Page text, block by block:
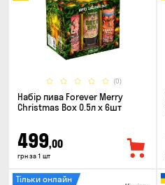
(0)
Набір пива Forever Merry
Christmas Box 0.5л x 6шт
499,00
грн за 1 шт
Тільки онлайн